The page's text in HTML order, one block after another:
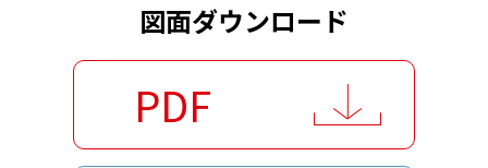
図面ダウンロード
PDF